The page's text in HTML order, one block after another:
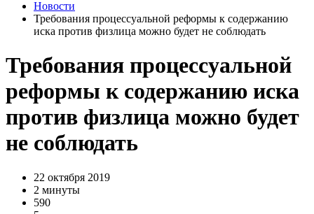
Новости
Требования процессуальной реформы к содержанию
иска против физлица можно будет не соблюдать
Требования процессуальной
реформы к содержанию иска
против физлица можно будет
не соблюдать
22 октября 2019
2 минуты
590